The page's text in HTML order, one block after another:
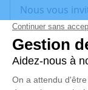
Nous vous
laisser vos
souvenirs,
à travers des
est un lieu
mémoire de